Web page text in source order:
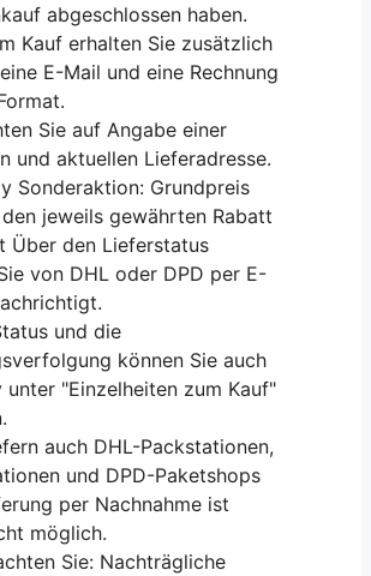
abgeschlossen haben.
Kauf erhalten Sie zusätzlich
E-Mail und eine Rechnung
Sie auf Angabe einer
und aktuellen Lieferadresse.
Sonderaktion: Grundpreis
jeweils gewährten Rabatt
Über den Lieferstatus
von DHL oder DPD per E-
und die
können Sie auch
unter "Einzelheiten zum Kauf"
auch DHL-Packstationen,
und DPD-Paketshops
per Nachnahme ist
möglich.
Sie: Nachträgliche